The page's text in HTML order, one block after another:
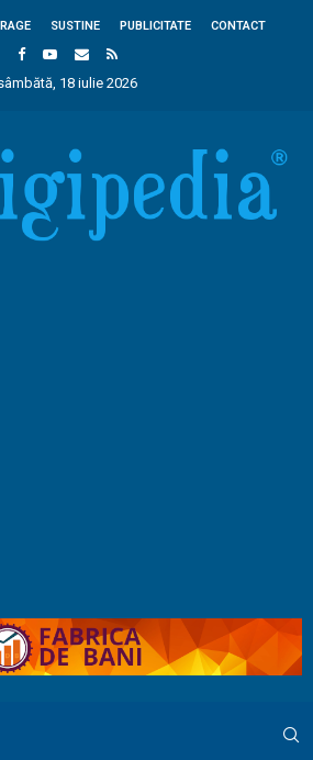
SUSTINE PUBLICITATE CONTACT
18 iulie 2026